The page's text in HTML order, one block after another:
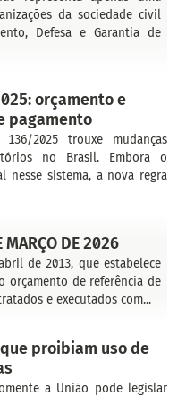
da sociedade civil
Defesa e Garantia de
orçamento e
pagamento
2025 trouxe mudanças
no Brasil. Embora o
nesse sistema, a nova regra
MARÇO DE 2026
de 2013, que estabelece
orçamento de referência de
e executados com...
proibiam uso de
a União pode legislar